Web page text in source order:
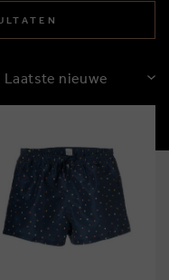
SORTEREN